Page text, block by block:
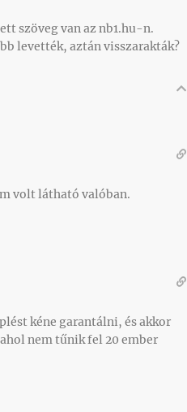
szöveg van az nb1.hu-n.
levették, aztán visszarakták?
volt látható valóban.
kéne garantálni, és akkor
nem tűnik fel 20 ember